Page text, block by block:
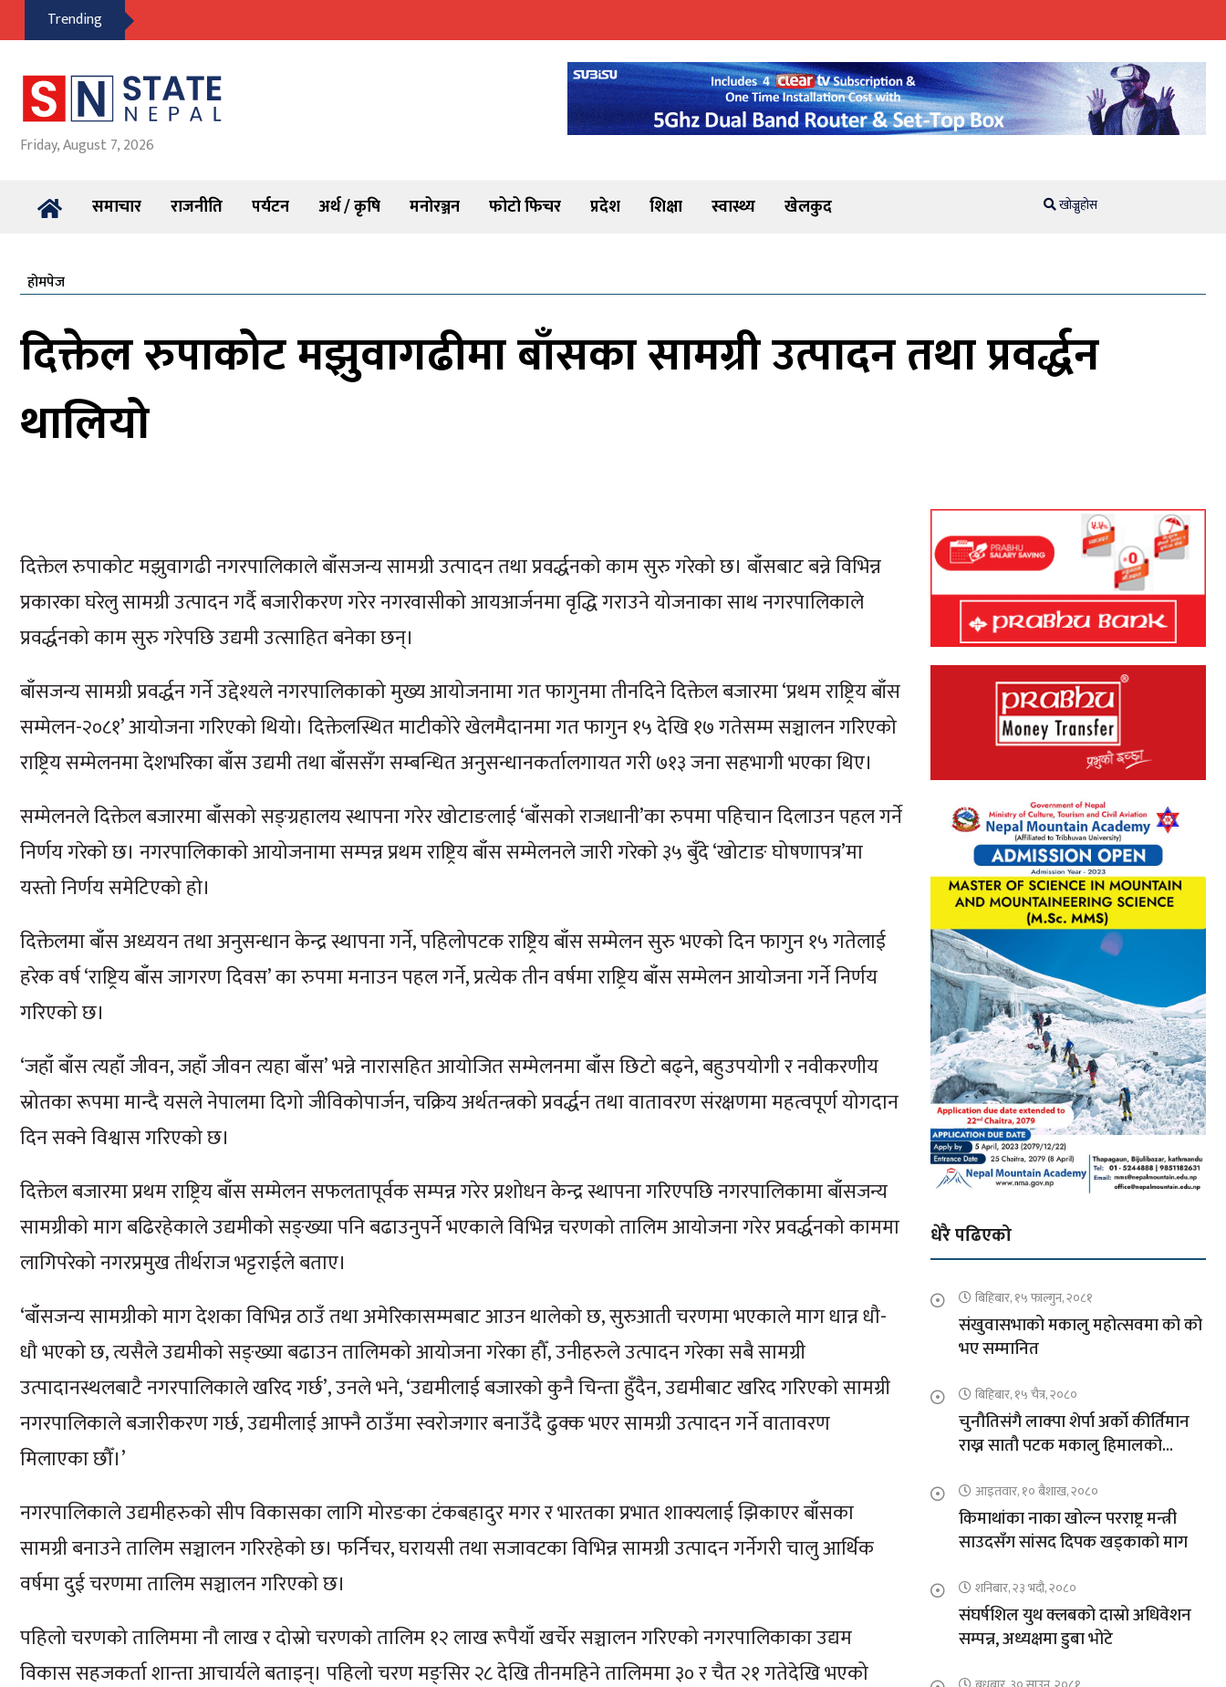
Trending
Friday, August 7, 2026
समाचार राजनीति पर्यटन अर्थ / कृषि मनोरञ्जन फोटो फिचर प्रदेश शिक्षा स्वास्थ्य खेलकुद खोज्नुहोस
होमपेज
दिक्तेल रुपाकोट मझुवागढीमा बाँसका सामग्री उत्पादन तथा प्रवर्द्धन
थालियो
दिक्तेल रुपाकोट मझुवागढी नगरपालिकाले बाँसजन्य सामग्री उत्पादन तथा प्रवर्द्धनको काम सुरु गरेको छ। बाँसबाट बन्ने विभिन्न
प्रकारका घरेलु सामग्री उत्पादन गर्दै बजारीकरण गरेर नगरवासीको आयआर्जनमा वृद्धि गराउने योजनाका साथ नगरपालिकाले
प्रवर्द्धनको काम सुरु गरेपछि उद्यमी उत्साहित बनेका छन्।
बाँसजन्य सामग्री प्रवर्द्धन गर्ने उद्देश्यले नगरपालिकाको मुख्य आयोजनामा गत फागुनमा तीनदिने दिक्तेल बजारमा ‘प्रथम राष्ट्रिय बाँस
सम्मेलन-२०८१’ आयोजना गरिएको थियो। दिक्तेलस्थित माटीकोरे खेलमैदानमा गत फागुन १५ देखि १७ गतेसम्म सञ्चालन गरिएको
राष्ट्रिय सम्मेलनमा देशभरिका बाँस उद्यमी तथा बाँससँग सम्बन्धित अनुसन्धानकर्तालगायत गरी ७१३ जना सहभागी भएका थिए।
सम्मेलनले दिक्तेल बजारमा बाँसको सङ्ग्रहालय स्थापना गरेर खोटाङलाई ‘बाँसको राजधानी’का रुपमा पहिचान दिलाउन पहल गर्ने
निर्णय गरेको छ। नगरपालिकाको आयोजनामा सम्पन्न प्रथम राष्ट्रिय बाँस सम्मेलनले जारी गरेको ३५ बुँदे ‘खोटाङ घोषणापत्र’मा
यस्तो निर्णय समेटिएको हो।
दिक्तेलमा बाँस अध्ययन तथा अनुसन्धान केन्द्र स्थापना गर्ने, पहिलोपटक राष्ट्रिय बाँस सम्मेलन सुरु भएको दिन फागुन १५ गतेलाई
हरेक वर्ष ‘राष्ट्रिय बाँस जागरण दिवस’ का रुपमा मनाउन पहल गर्ने, प्रत्येक तीन वर्षमा राष्ट्रिय बाँस सम्मेलन आयोजना गर्ने निर्णय
गरिएको छ।
‘जहाँ बाँस त्यहाँ जीवन, जहाँ जीवन त्यहा बाँस’ भन्ने नारासहित आयोजित सम्मेलनमा बाँस छिटो बढ्ने, बहुउपयोगी र नवीकरणीय
स्रोतका रूपमा मान्दै यसले नेपालमा दिगो जीविकोपार्जन, चक्रिय अर्थतन्त्रको प्रवर्द्धन तथा वातावरण संरक्षणमा महत्वपूर्ण योगदान
दिन सक्ने विश्वास गरिएको छ।
दिक्तेल बजारमा प्रथम राष्ट्रिय बाँस सम्मेलन सफलतापूर्वक सम्पन्न गरेर प्रशोधन केन्द्र स्थापना गरिएपछि नगरपालिकामा बाँसजन्य
सामग्रीको माग बढिरहेकाले उद्यमीको सङ्ख्या पनि बढाउनुपर्ने भएकाले विभिन्न चरणको तालिम आयोजना गरेर प्रवर्द्धनको काममा
लागिपरेको नगरप्रमुख तीर्थराज भट्टराईले बताए।
‘बाँसजन्य सामग्रीको माग देशका विभिन्न ठाउँ तथा अमेरिकासम्मबाट आउन थालेको छ, सुरुआती चरणमा भएकाले माग धान्न धौ-
धौ भएको छ, त्यसैले उद्यमीको सङ्ख्या बढाउन तालिमको आयोजना गरेका हौँ, उनीहरुले उत्पादन गरेका सबै सामग्री
उत्पादानस्थलबाटै नगरपालिकाले खरिद गर्छ’, उनले भने, ‘उद्यमीलाई बजारको कुनै चिन्ता हुँदैन, उद्यमीबाट खरिद गरिएको सामग्री
नगरपालिकाले बजारीकरण गर्छ, उद्यमीलाई आफ्नै ठाउँमा स्वरोजगार बनाउँदै ढुक्क भएर सामग्री उत्पादन गर्ने वातावरण
मिलाएका छौँ।’
नगरपालिकाले उद्यमीहरुको सीप विकासका लागि मोरङका टंकबहादुर मगर र भारतका प्रभात शाक्यलाई झिकाएर बाँसका
सामग्री बनाउने तालिम सञ्चालन गरिरहेको छ। फर्निचर, घरायसी तथा सजावटका विभिन्न सामग्री उत्पादन गर्नेगरी चालु आर्थिक
वर्षमा दुई चरणमा तालिम सञ्चालन गरिएको छ।
पहिलो चरणको तालिममा नौ लाख र दोस्रो चरणको तालिम १२ लाख रूपैयाँ खर्चेर सञ्चालन गरिएको नगरपालिकाका उद्यम
विकास सहजकर्ता शान्ता आचार्यले बताइन्। पहिलो चरण मङ्सिर २८ देखि तीनमहिने तालिममा ३० र चैत २१ गतेदेखि भएको
धेरै पढिएको
बिहिबार, १५ फाल्गुन, २०८१
संखुवासभाको मकालु महोत्सवमा को को
भए सम्मानित
बिहिबार, १५ चैत्र, २०८०
चुनौतिसंगै लाक्पा शेर्पा अर्को कीर्तिमान
राख्न सातौ पटक मकालु हिमालको
आइतवार, १० बैशाख, २०८०
किमाथांका नाका खोल्न परराष्ट्र मन्त्री
साउदसँग सांसद दिपक खड्काको माग
शनिबार, २३ भदौ, २०८०
संघर्षशिल युथ क्लबको दास्रो अधिवेशन
सम्पन्न, अध्यक्षमा डुबा भोटे